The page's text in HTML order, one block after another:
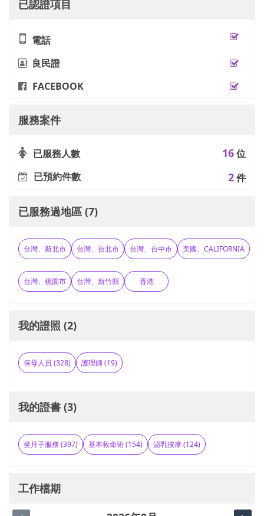
已認證項目
電話
良民證
FACEBOOK
服務案件
已服務人數 16位
已預約件數
2件
已服務過地區 (7)
台灣、新北市 台灣、台北市 台灣、台中市 美國、CALIFORNIA
台灣、桃園市 台灣、新竹縣 香港
我的證照 (2)
保母人員 (328) 護理師 (19)
我的證書 (3)
坐月子服務 (397) 基本救命術 (154) 泌乳按摩 (124)
工作檔期